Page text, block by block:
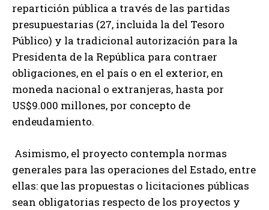
repartición pública a través de las partidas
presupuestarias (27, incluida la del Tesoro
Público) y la tradicional autorización para la
Presidenta de la República para contraer
obligaciones, en el país o en el exterior, en
moneda nacional o extranjeras, hasta por
US$9.000 millones, por concepto de
endeudamiento.
Asimismo, el proyecto contempla normas
generales para las operaciones del Estado, entre
ellas: que las propuestas o licitaciones públicas
sean obligatorias respecto de los proyectos y